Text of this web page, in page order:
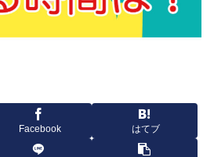
Facebook はてブ